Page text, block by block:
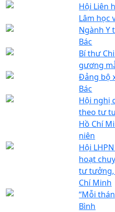
Hội Liên
Lâm học
Ngành Y
Bác
Bí thư
gương
Đảng bộ
Bác
Hội nghị
theo tư
Hồ Chí
niên
Hội
hoạt
tư tưởng,
Chí Minh
“Mỗi
Bình